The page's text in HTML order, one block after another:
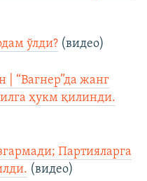
ўлди? (видео)
| “Вагнер”да жанг
ҳукм қилинди.
Партияларга
(видео)